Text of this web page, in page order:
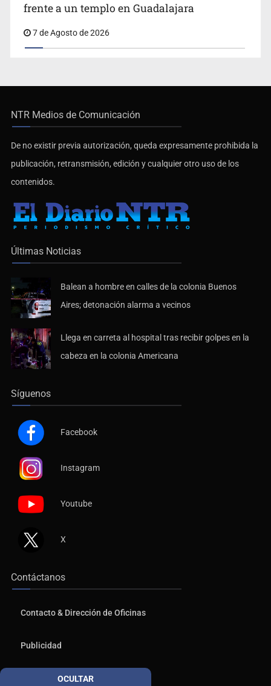
frente a un templo en Guadalajara
7 de Agosto de 2026
NTR Medios de Comunicación
De no existir previa autorización, queda expresamente prohibida la
publicación, retransmisión, edición y cualquier otro uso de los
contenidos.
Últimas Noticias
Balean a hombre en calles de la colonia Buenos
Aires; detonación alarma a vecinos
Llega en carreta al hospital tras recibir golpes en la
cabeza en la colonia Americana
Síguenos
Facebook
Instagram
Youtube
X
Contáctanos
Contacto & Dirección de Oficinas
Publicidad
Aviso de Privacidad
OCULTAR